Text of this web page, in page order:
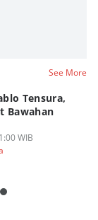
See More
Tensura,
Bawahan
WIB